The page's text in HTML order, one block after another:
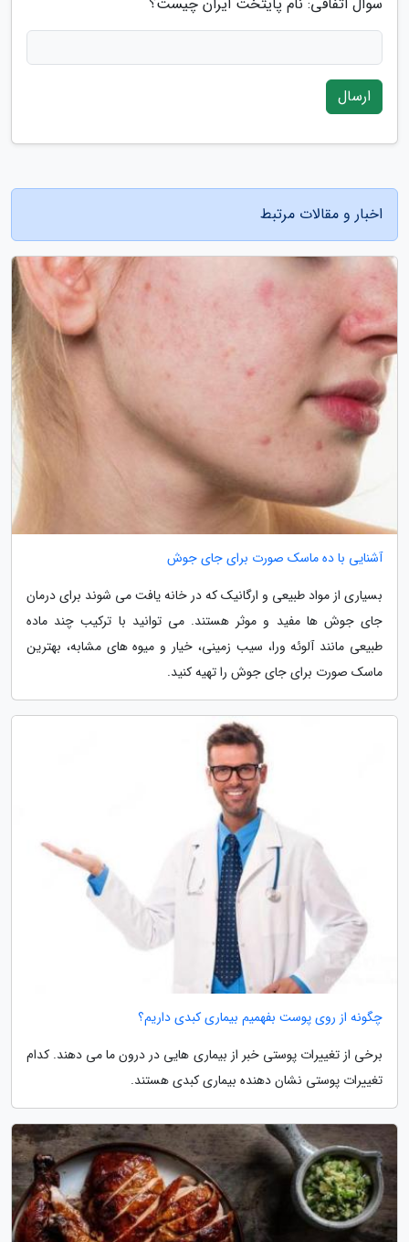
ارسال
اخبار و مقالات مرتبط
آشنایی با ده ماسک صورت برای جای جوش
بسیاری از مواد طبیعی و ارگانیک که در خانه یافت می شوند برای درمان
جای جوش ها مفید و موثر هستند. می توانید با ترکیب چند ماده
طبیعی مانند آلوئه ورا، سیب زمینی، خیار و میوه های مشابه، بهترین
ماسک صورت برای جای جوش را تهیه کنید.
چگونه از روی پوست بفهمیم بیماری کبدی داریم؟
برخی از تغییرات پوستی خبر از بیماری هایی در درون ما می دهند. کدام
تغییرات پوستی نشان دهنده بیماری کبدی هستند.